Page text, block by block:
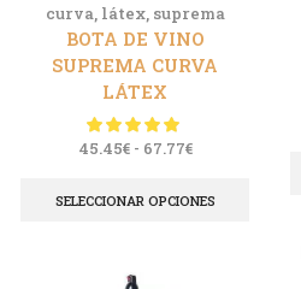
curva, látex, suprema
BOTA DE VINO
SUPREMA CURVA
LÁTEX
45.45€ - 67.77€
SELECCIONAR OPCIONES